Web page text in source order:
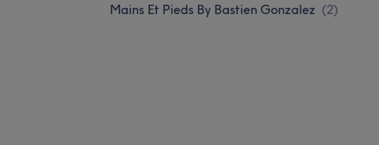
Mains Et Pieds By Bastien Gonzalez (2)